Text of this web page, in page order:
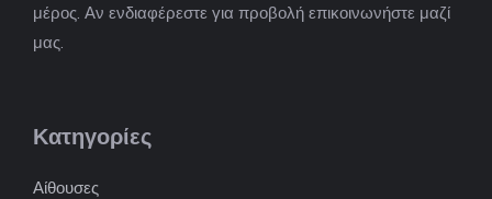
μέρος. Αν ενδιαφέρεστε για προβολή επικοινωνήστε μαζί
μας.
Κατηγορίες
Αίθουσες